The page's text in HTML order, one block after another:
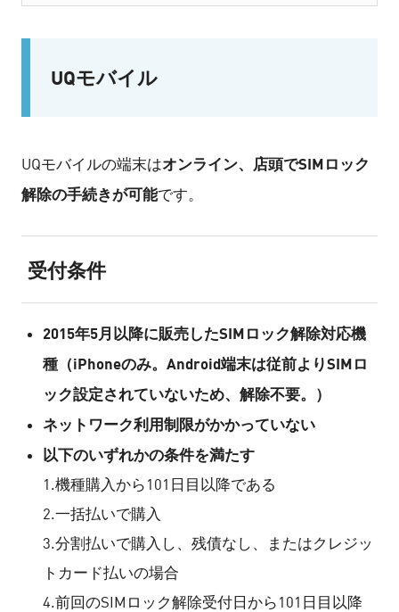
UQモバイル
UQモバイルの端末はオンライン、店頭でSIMロック
解除の手続きが可能です。
受付条件
2015年5月以降に販売したSIMロック解除対応機
種（iPhoneのみ。Android端末は従前よりSIMロ
ック設定されていないため、解除不要。）
ネットワーク利用制限がかかっていない
以下のいずれかの条件を満たす
1.機種購入から101日目以降である
2.一括払いで購入
3.分割払いで購入し、残債なし、またはクレジッ
トカード払いの場合
4.前回のSIMロック解除受付日から101日目以降